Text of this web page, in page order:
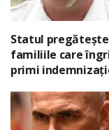
Statul
familiile care
primi